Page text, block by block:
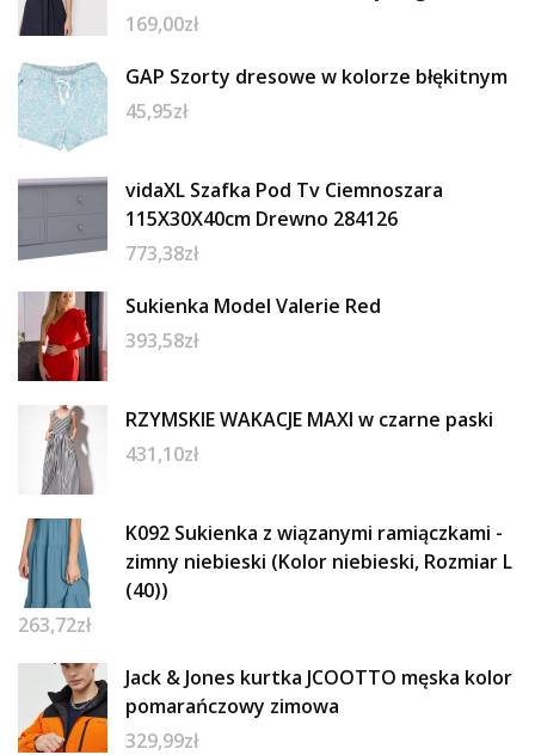
169,00zł
GAP Szorty dresowe w kolorze błękitnym
45,95zł
vidaXL Szafka Pod Tv Ciemnoszara
115X30X40cm Drewno 284126
773,38zł
Sukienka Model Valerie Red
393,58zł
RZYMSKIE WAKACJE MAXI w czarne paski
431,10zł
K092 Sukienka z wiązanymi ramiączkami -
zimny niebieski (Kolor niebieski, Rozmiar L
(40))
263,72zł
Jack & Jones kurtka JCOOTTO męska kolor
pomarańczowy zimowa
329,99zł